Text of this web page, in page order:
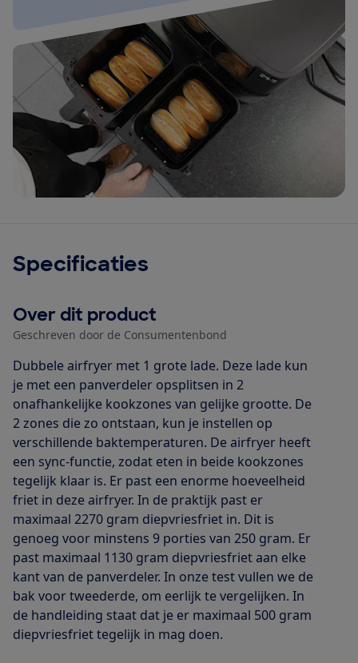
Specificaties
Over dit product
Geschreven door de Consumentenbond
Dubbele airfryer met 1 grote lade. Deze lade kun
je met een panverdeler opsplitsen in 2
onafhankelijke kookzones van gelijke grootte. De
2 zones die zo ontstaan, kun je instellen op
verschillende baktemperaturen. De airfryer heeft
een sync-functie, zodat eten in beide kookzones
tegelijk klaar is. Er past een enorme hoeveelheid
friet in deze airfryer. In de praktijk past er
maximaal 2270 gram diepvriesfriet in. Dit is
genoeg voor minstens 9 porties van 250 gram. Er
past maximaal 1130 gram diepvriesfriet aan elke
kant van de panverdeler. In onze test vullen we de
bak voor tweederde, om eerlijk te vergelijken. In
de handleiding staat dat je er maximaal 500 gram
diepvriesfriet tegelijk in mag doen.